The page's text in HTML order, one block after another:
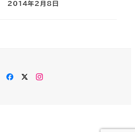
2014年2月8日
Facebook
Twitter
Instagram